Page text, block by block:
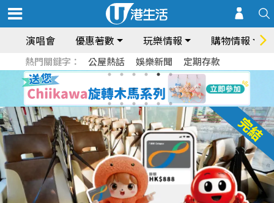
演唱會 優惠著數 玩樂情報 購物情報
熱門關鍵字： 公屋熱話 娛樂新聞 定期存款